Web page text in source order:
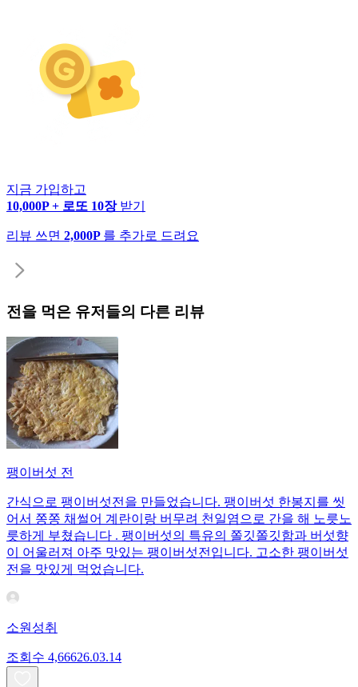
지금 가입하고
10,000P + 로또 10장 받기
리뷰 쓰면 2,000P 를 추가로 드려요
전을 먹은 유저들의 다른 리뷰
팽이버섯 전
간식으로 팽이버섯전을 만들었습니다. 팽이버섯 한봉지를 씻
어서 쫑쫑 채썰어 계란이랑 버무려 천일염으로 간을 해 노릇노
릇하게 부쳤습니다 . 팽이버섯의 특유의 쫄깃쫄깃함과 버섯향
이 어울러져 아주 맛있는 팽이버섯전입니다. 고소한 팽이버섯
전을 맛있게 먹었습니다.
소원성취
조회수 4,66626.03.14